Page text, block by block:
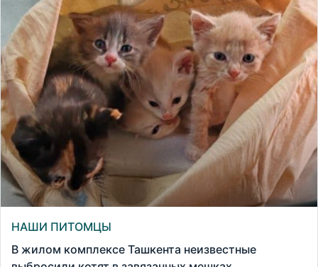
НАШИ ПИТОМЦЫ
В жилом комплексе Ташкента неизвестные